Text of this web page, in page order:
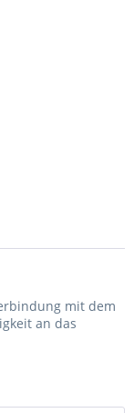
mit dem
an das